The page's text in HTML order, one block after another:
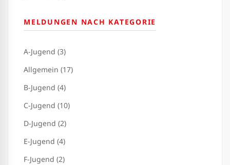
MELDUNGEN NACH KATEGORIE
A-Jugend (3)
Allgemein (17)
B-Jugend (4)
C-Jugend (10)
D-Jugend (2)
E-Jugend (4)
F-Jugend (2)